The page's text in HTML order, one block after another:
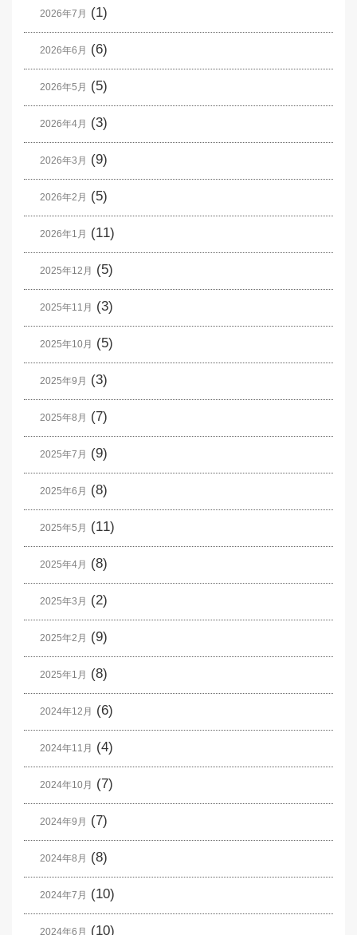
2026年7月 (1)
2026年6月 (6)
2026年5月 (5)
2026年4月 (3)
2026年3月 (9)
2026年2月 (5)
2026年1月 (11)
2025年12月 (5)
2025年11月 (3)
2025年10月 (5)
2025年9月 (3)
2025年8月 (7)
2025年7月 (9)
2025年6月 (8)
2025年5月 (11)
2025年4月 (8)
2025年3月 (2)
2025年2月 (9)
2025年1月 (8)
2024年12月 (6)
2024年11月 (4)
2024年10月 (7)
2024年9月 (7)
2024年8月 (8)
2024年7月 (10)
2024年6月 (10)